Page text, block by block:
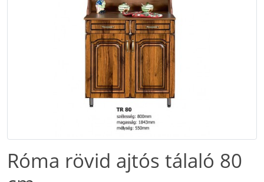
Róma rövid ajtós tálaló 80